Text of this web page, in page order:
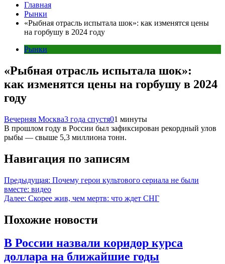
Главная
Рынки
«Рыбная отрасль испытала шок»: как изменятся цены
на горбушу в 2024 году
Рынки
«Рыбная отрасль испытала шок»:
как изменятся цены на горбушу в 2024
году
Вечерняя Москва3 года спустя01 минуты
В прошлом году в России был зафиксирован рекордный улов
рыбы — свыше 5,3 миллиона тонн.
Навигация по записям
Предыдущая: Почему герои культового сериала не были
вместе: видео
Далее: Скорее жив, чем мертв: что ждет СНГ
Похожие новости
В России назвали коридор курса
доллара на ближайшие годы